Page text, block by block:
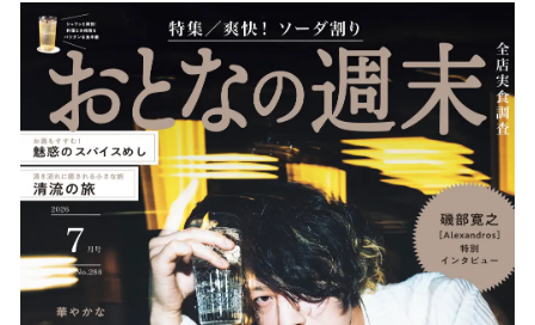
！
数
を
み
込
み
中
で